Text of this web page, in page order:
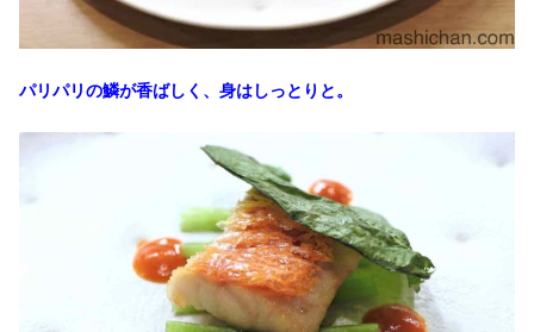
パリパリの鱗が香ばしく、身はしっとりと。